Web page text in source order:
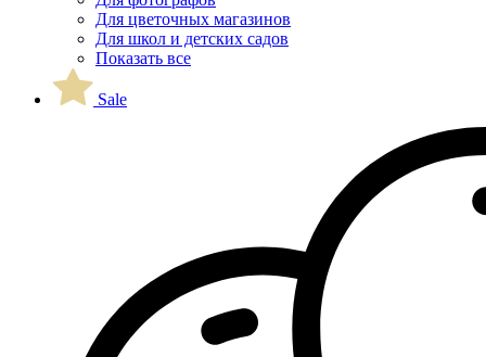
Для цветочных магазинов
Для школ и детских садов
Показать все
Sale